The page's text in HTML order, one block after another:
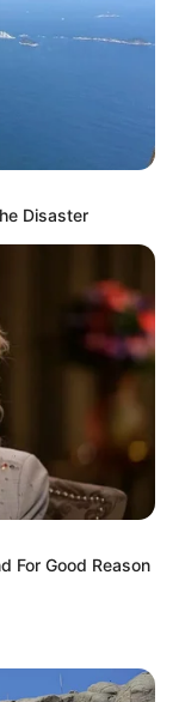
Disaster
For Good Reason